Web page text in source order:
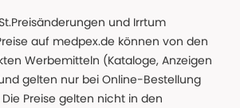
und Irrtum
auf medpex.de können von den
Werbemitteln (Kataloge, Anzeigen
gelten nur bei Online-Bestellung
Preise gelten nicht in den